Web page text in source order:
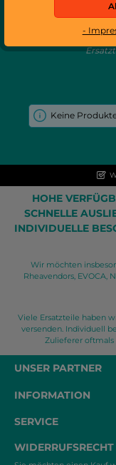
Finden Sie hier
Keine
HOHE
SCHNELLE
INDIVIDUELLE
Wir möchten
Rheavendors, EVOCA,
Viele Ersatzteile haben
versenden. Individuell
Zulieferer oftmals
UNSER PARTNER
INFORMATION
SERVICE
WIDERRUFSRECHT
-